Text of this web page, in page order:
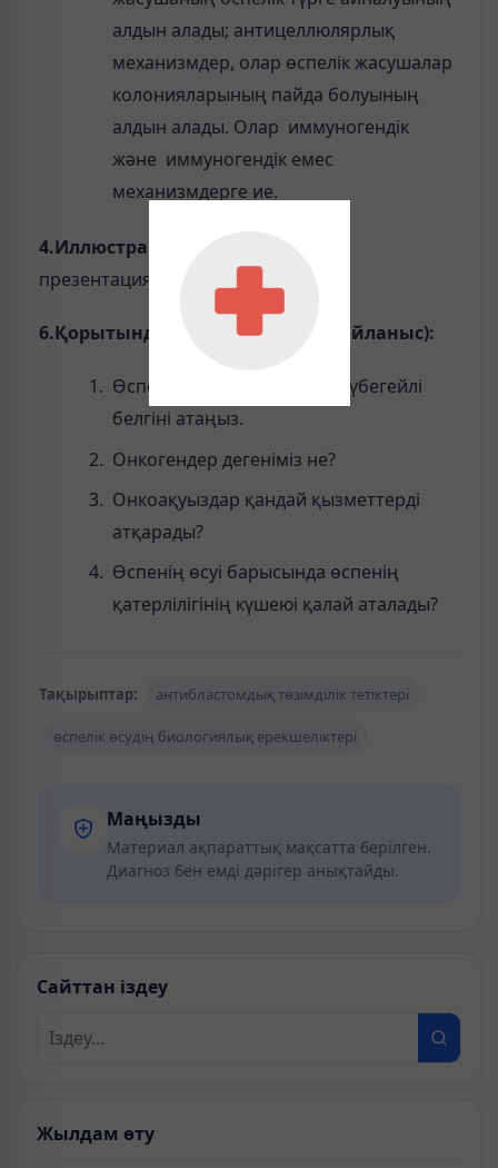
алдын алады; антицеллюлярлық
механизмдер, олар өспелік жасушалар
колонияларының пайда болуының
алдын алады. Олар иммуногендік
және иммуногендік емес
механизмдерге ие.
4.Иллюстрациялы материал
презентация (Power Point).
6.Қорытынды сұрақтары кері байланыс):
Өспелереге тән алғашқы, түбегейлі
белгіні атаңыз.
Онкогендер дегеніміз не?
Онкоақуыздар қандай қызметтерді
атқарады?
Өспенің өсуі барысында өспенің
қатерлілігінің күшеюі қалай аталады?
Тақырыптар: антибластомдық төзімділік тетіктері
өспелік өсудің биологиялық ерекшеліктері
Маңызды
Материал ақпараттық мақсатта берілген.
Диагноз бен емді дәрігер анықтайды.
Сайттан іздеу
Жылдам өту